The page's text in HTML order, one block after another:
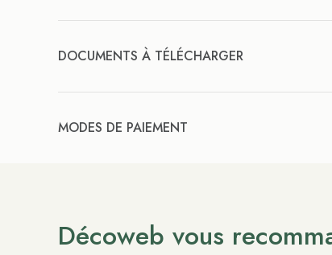
DOCUMENTS À TÉLÉCHARGER
MODES DE PAIEMENT
Décoweb vous